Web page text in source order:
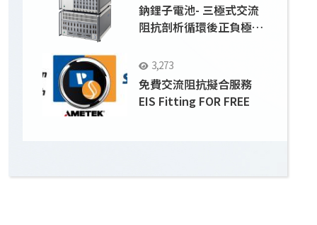
鈉鋰子電池- 三極式交流
阻抗剖析循環後正負極界
3,273
免費交流阻抗擬合服務
EIS Fitting FOR FREE